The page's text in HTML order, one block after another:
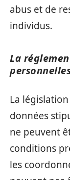
abus et de
individus.
La
La
données
ne peuvent
conditions
les